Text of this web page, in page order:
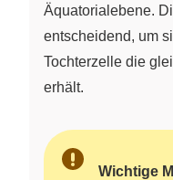
Äquatorialebene.
entscheidend, um
Tochterzelle die
erhält.
Wichtige